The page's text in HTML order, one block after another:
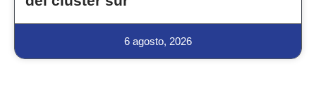
6 agosto, 2026